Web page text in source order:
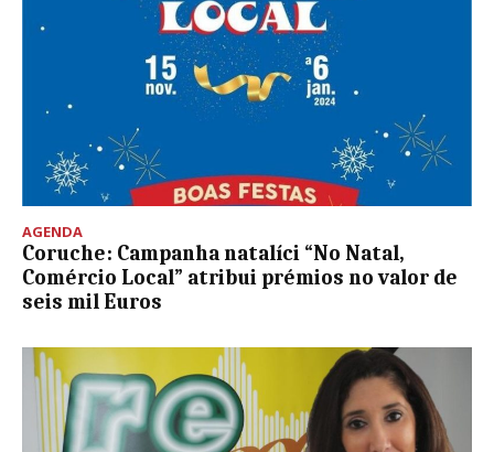
AGENDA
Coruche: Campanha natalíci “No Natal,
Comércio Local” atribui prémios no valor de
seis mil Euros